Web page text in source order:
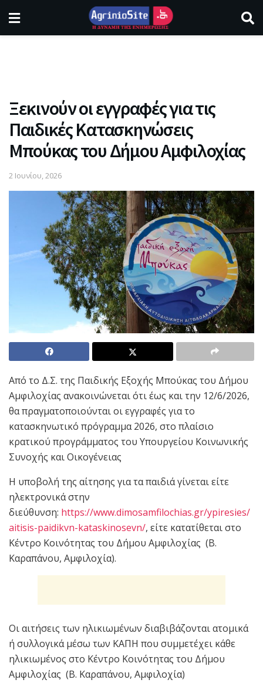
Ξεκινούν οι εγγραφές για τις
Παιδικές Κατασκηνώσεις
Μπούκας του Δήμου Αμφιλοχίας
2 Ιουνίου, 2026
Από το Δ.Σ. της Παιδικής Εξοχής Μπούκας του Δήμου
Αμφιλοχίας ανακοινώνεται ότι έως και την 12/6/2026,
θα πραγματοποιούνται οι εγγραφές για το
κατασκηνωτικό πρόγραμμα 2026, στο πλαίσιο
κρατικού προγράμματος του Υπουργείου Κοινωνικής
Συνοχής και Οικογένειας
Η υποβολή της αίτησης για τα παιδιά γίνεται είτε
ηλεκτρονικά στην
διεύθυνση: https://www.dimosamfilochias.gr/ypiresies/
aitisis-paidikvn-kataskinosevn/, είτε κατατίθεται στο
Κέντρο Κοινότητας του Δήμου Αμφιλοχίας (Β.
Καραπάνου, Αμφιλοχία).
Οι αιτήσεις των ηλικιωμένων διαβιβάζονται ατομικά
ή συλλογικά μέσω των ΚΑΠΗ που συμμετέχει κάθε
ηλικιωμένος στο Κέντρο Κοινότητας του Δήμου
Αμφιλοχίας (Β. Καραπάνου, Αμφιλοχία)